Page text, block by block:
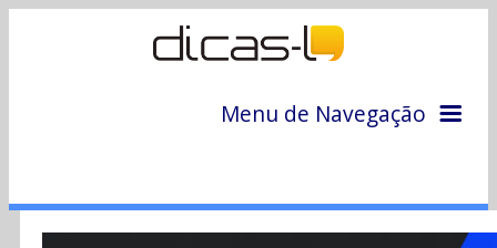
Menu de Navegação